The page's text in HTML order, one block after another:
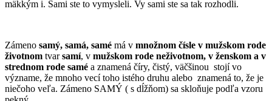
mäkkým i. Sami ste to vymysleli. Vy sami ste sa tak rozhodli.
Zámeno samý, samá, samé má v množnom čísle v mužskom rode
životnom tvarsamí, v mužskom rode neživotnom, v ženskom a v
strednom rode samé a znamená číry, čistý, väčšinou stojí vo
význame, že mnoho vecí toho istého druhu alebo znamená to, že je
niečoho veľa. Zámeno SAMÝ ( s dĺžňom) sa skloňuje podľa vzoru